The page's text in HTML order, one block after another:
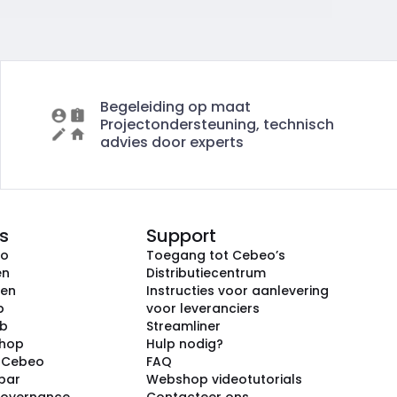
Begeleiding op maat
Projectondersteuning, technisch
advies door experts
Support
Toegang tot Cebeo’s
Distributiecentrum
Instructies voor aanlevering
voor leveranciers
Streamliner
Hulp nodig?
FAQ
Webshop videotutorials